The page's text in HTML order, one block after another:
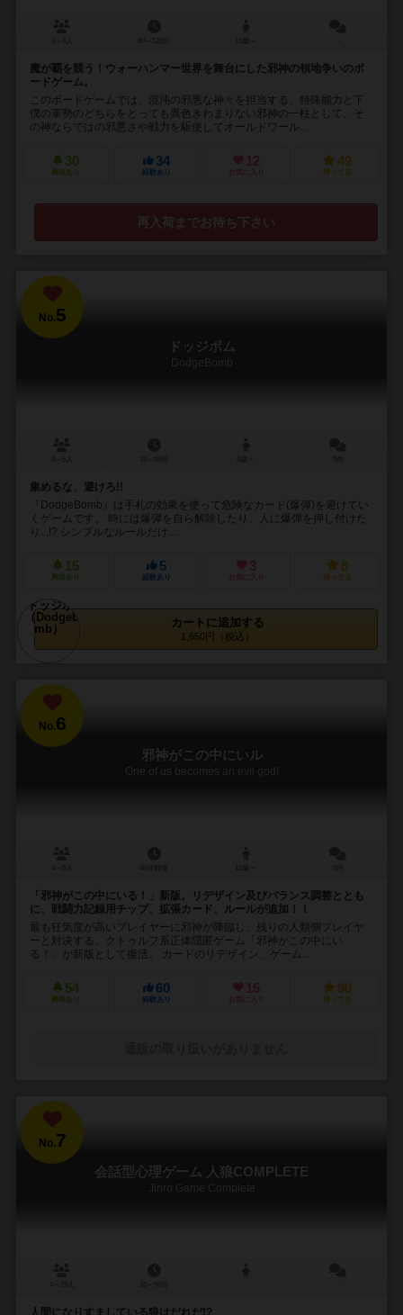
魔が覇を競う！ウォーハンマー世界を舞台にした邪神の領地争いのボ
ードゲーム。
このボードゲームでは、混沌の邪悪な神々を担当する。特殊能力と下
僕の軍勢のどちらをとっても異色きわまりない邪神の一柱として、そ
の神ならではの邪悪さや戦力を駆使してオールドワール...
30
興味あり
34
経験あり
12
お気に入り
49
持ってる
再入荷までお待ち下さい
No.5
ドッジボム
DodgeBomb
集めるな、避けろ!!
『DodgeBomb』は手札の効果を使って危険なカード(爆弾)を避けてい
くゲームです。 時には爆弾を自ら解除したり、人に爆弾を押し付けた
り...!? シンプルなルールだけ...
15
興味あり
5
経験あり
3
お気に入り
8
持ってる
カートに追加する
1,650円（税込）
No.6
邪神がこの中にいル
One of us becomes an evil god!
「邪神がこの中にいる！」新版。リデザイン及びバランス調整ととも
に、戦闘力記録用チップ、拡張カード、ルールが追加！！
最も狂気度が高いプレイヤーに邪神が降臨し、残りの人類側プレイヤ
ーと対決する。クトゥルフ系正体隠匿ゲーム「邪神がこの中にい
る！」が新版として復活。 カードのリデザイン、ゲーム...
54
興味あり
60
経験あり
15
お気に入り
90
持ってる
No.7
会話型心理ゲーム 人狼COMPLETE
Jinro Game Complete
人間になりすましている狼はだれだ!?